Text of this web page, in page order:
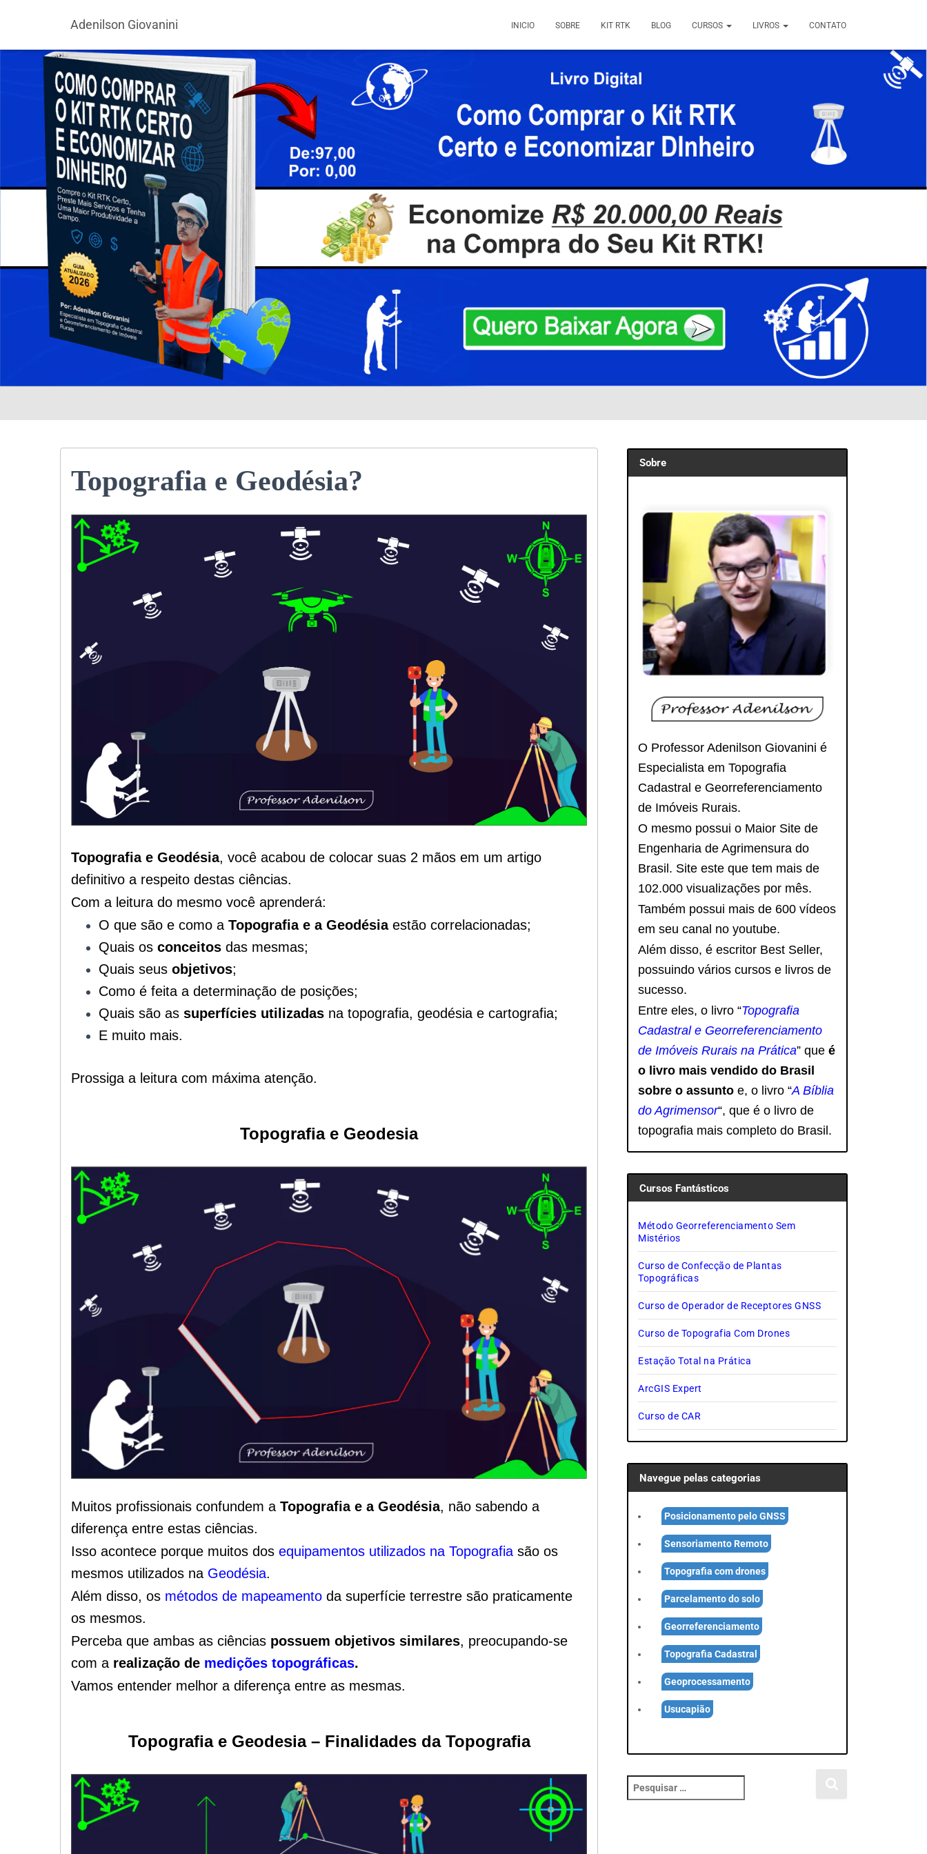
Adenilson Giovanini INICIO SOBRE KIT RTK BLOG CURSOS LIVROS CONTATO
Topografia e Geodésia?
Topografia e Geodésia, você acabou de colocar suas 2 mãos em um artigo
definitivo a respeito destas ciências.
Com a leitura do mesmo você aprenderá:
O que são e como a Topografia e a Geodésia estão correlacionadas;
Quais os conceitos das mesmas;
Quais seus objetivos;
Como é feita a determinação de posições;
Quais são as superfícies utilizadas na topografia, geodésia e cartografia;
E muito mais.
Prossiga a leitura com máxima atenção.
Topografia e Geodesia
Muitos profissionais confundem a Topografia e a Geodésia, não sabendo a
diferença entre estas ciências.
Isso acontece porque muitos dos equipamentos utilizados na Topografia são os
mesmos utilizados na Geodésia.
Além disso, os métodos de mapeamento da superfície terrestre são praticamente
os mesmos.
Perceba que ambas as ciências possuem objetivos similares, preocupando-se
com a realização de medições topográficas.
Vamos entender melhor a diferença entre as mesmas.
Topografia e Geodesia – Finalidades da Topografia
Sobre
O Professor Adenilson Giovanini é
Especialista em Topografia
Cadastral e Georreferenciamento
de Imóveis Rurais.
O mesmo possui o Maior Site de
Engenharia de Agrimensura do
Brasil. Site este que tem mais de
102.000 visualizações por mês.
Também possui mais de 600 vídeos
em seu canal no youtube.
Além disso, é escritor Best Seller,
possuindo vários cursos e livros de
sucesso.
Entre eles, o livro “Topografia
Cadastral e Georreferenciamento
de Imóveis Rurais na Prática” queé
o livro mais vendido do Brasil
sobre o assuntoe, o livro “A Bíblia
do Agrimensor“, que é o livro de
topografia mais completo do Brasil.
Cursos Fantásticos
Método Georreferenciamento Sem
Mistérios
Curso de Confecção de Plantas
Topográficas
Curso de Operador de Receptores GNSS
Curso de Topografia Com Drones
Estação Total na Prática
ArcGIS Expert
Curso de CAR
Navegue pelas categorias
Posicionamento pelo GNSS
Sensoriamento Remoto
Topografia com drones
Parcelamento do solo
Georreferenciamento
Topografia Cadastral
Geoprocessamento
Usucapião
e